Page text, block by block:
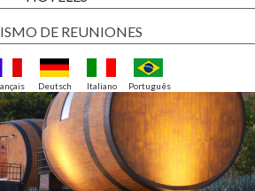
DE REUNIONES
Deutsch Italiano Português